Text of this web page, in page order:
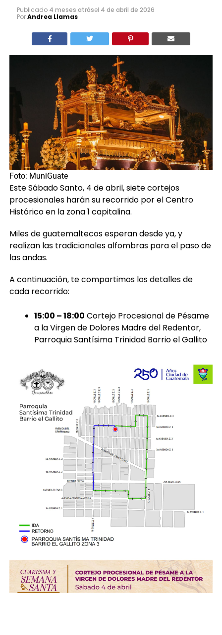
Publicado 4 meses atrásel 4 de abril de 2026
PorAndrea Llamas
Foto: MuniGuate
Este Sábado Santo, 4 de abril, siete cortejos
procesionales harán su recorrido por el Centro
Histórico en la zona 1 capitalina.
Miles de guatemaltecos esperan desde ya, y
realizan las tradicionales alfombras para el paso de
las andas.
A continuación, te compartimos los detalles de
cada recorrido:
15:00 – 18:00 Cortejo Procesional de Pésame
a la Virgen de Dolores Madre del Redentor,
Parroquia Santísima Trinidad Barrio el Gallito